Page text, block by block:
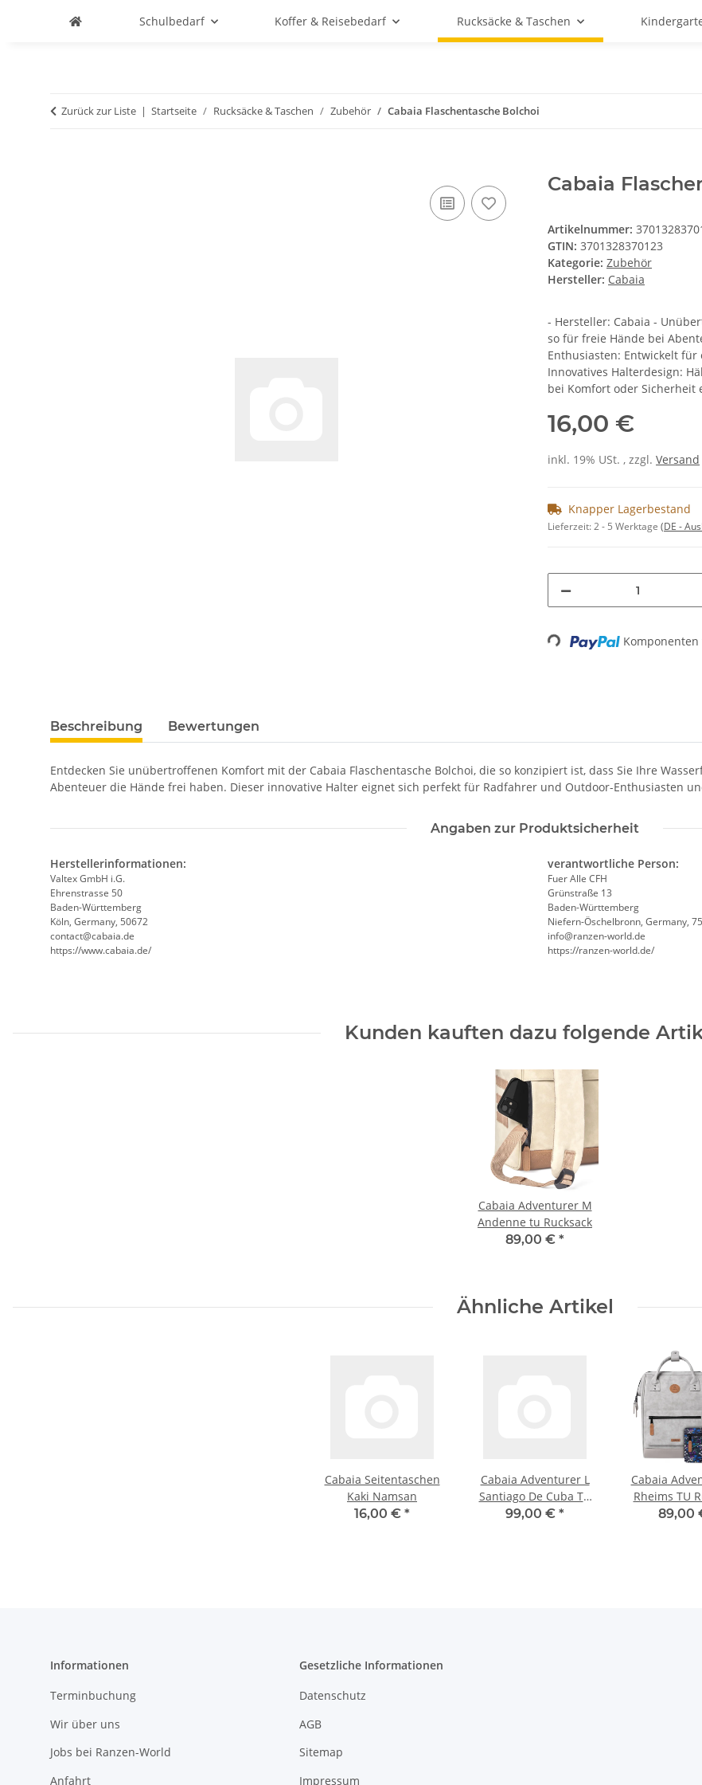
Schulbedarf Koffer & Reisebedarf Rucksäcke & Taschen
Zurück zur Liste Startseite Rucksäcke & Taschen Zubehör Cabaia Flaschentasche Bolchoi
Cabaia
Artikelnummer:
GTIN: 3701328370123
Kategorie: Zubehör
Hersteller: Cabaia
- Hersteller: Cabaia -
so für freie Hände bei
Enthusiasten: Entwickelt
Innovatives Halterdesign:
bei Komfort oder Sicherheit
16,00 €
inkl. 19% USt. , zzgl. Versand
Knapper Lagerbestand
Lieferzeit:2 - 5 Werktage (DE -
Loading...
Beschreibung Bewertungen
Entdecken Sie unübertroffenen Komfort mit der Cabaia Flaschentasche Bolchoi, die so konzipiert ist, dass Sie Ihre
Abenteuer die Hände frei haben. Dieser innovative Halter eignet sich perfekt für Radfahrer und Outdoor-Enthusiasten
Angaben zur Produktsicherheit
Herstellerinformationen:
Valtex GmbH i.G.
Ehrenstrasse 50
Baden-Württemberg
Köln, Germany, 50672
contact@cabaia.de
https://www.cabaia.de/
verantwortliche Person:
Fuer Alle CFH
Grünstraße 13
Baden-Württemberg
Niefern-Öschelbronn, Germany,
info@ranzen-world.de
https://ranzen-world.de/
Kunden kauften dazu folgende
Cabaia Adventurer M
Andenne tu Rucksack
89,00 € *
Ähnliche Artikel
Cabaia Seitentaschen
Kaki Namsan
16,00 € *
Cabaia Adventurer L
Santiago De Cuba TU
Rucksack CABA-
99,00 € *
Cabaia
Rheims TU
89,00
Informationen
Terminbuchung
Wir über uns
Jobs bei Ranzen-World
Anfahrt
Gesetzliche Informationen
Datenschutz
AGB
Sitemap
Impressum